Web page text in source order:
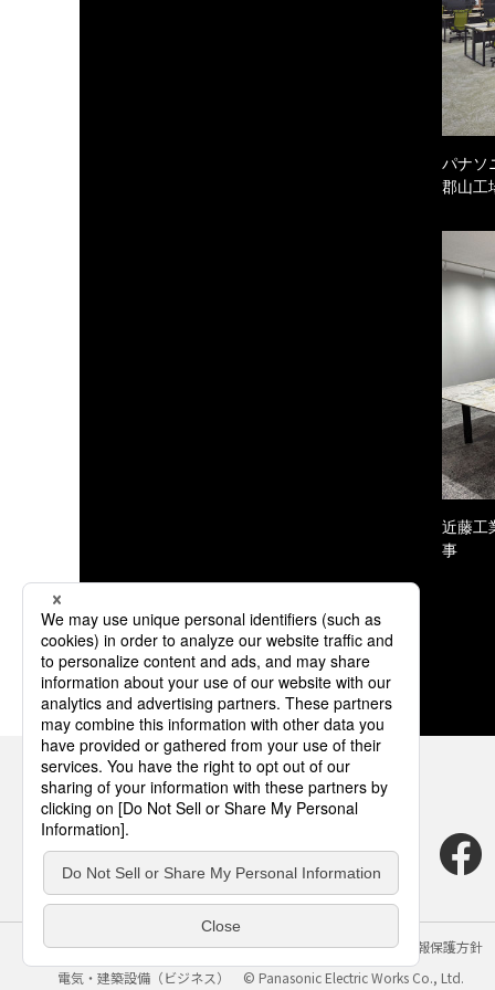
パナソ
郡山工
近藤工
事
サイトのご利用にあたって クッキーポリシー
個人情報保護方針
電気・建築設備（ビジネス）
© Panasonic Electric Works Co., Ltd.